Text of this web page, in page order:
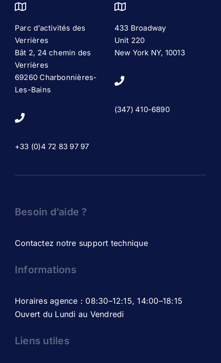
Parc d’activités des
Verrières
Bât 2, 24 chemin des
Verrières
69260 Charbonnières-
Les-Bains
+33 (0)4 72 83 97 97
433 Broadway
Unit 220
New York NY, 10013
(347) 410-6890
Besoin d’aide ?
Contactez notre support technique
Informations
Horaires agence : 08:30–12:15, 14:00–18:15
Ouvert du Lundi au Vendredi
Liens utiles